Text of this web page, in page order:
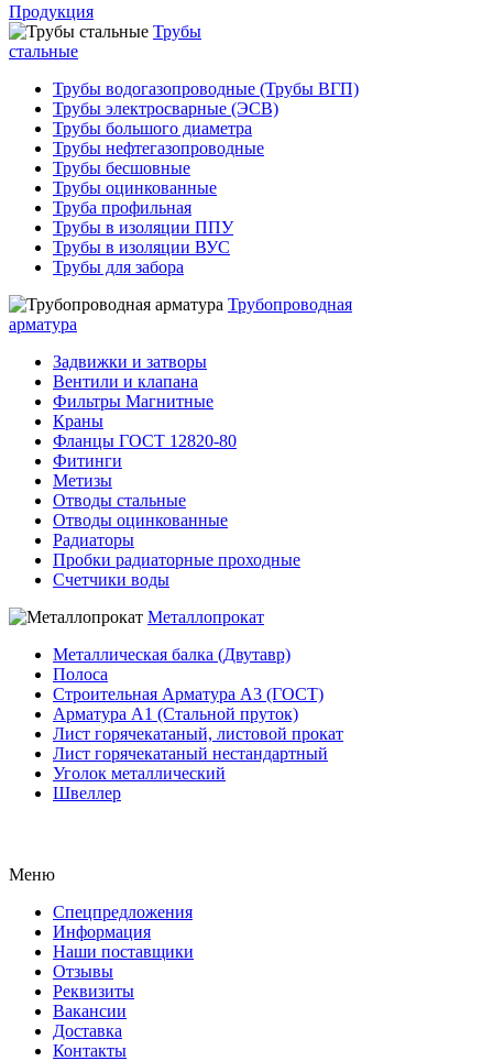
Продукция
Трубы
стальные
Трубы водогазопроводные (Трубы ВГП)
Трубы электросварные (ЭСВ)
Трубы большого диаметра
Трубы нефтегазопроводные
Трубы бесшовные
Трубы оцинкованные
Труба профильная
Трубы в изоляции ППУ
Трубы в изоляции ВУС
Трубы для забора
Трубопроводная
арматура
Задвижки и затворы
Вентили и клапана
Фильтры Магнитные
Краны
Фланцы ГОСТ 12820-80
Фитинги
Метизы
Отводы стальные
Отводы оцинкованные
Радиаторы
Пробки радиаторные проходные
Счетчики воды
Металлопрокат
Металлическая балка (Двутавр)
Полоса
Строительная Арматура A3 (ГОСТ)
Арматура A1 (Стальной пруток)
Лист горячекатаный, листовой прокат
Лист горячекатаный нестандартный
Уголок металлический
Швеллер
Меню
Спецпредложения
Информация
Наши поставщики
Отзывы
Реквизиты
Вакансии
Доставка
Контакты